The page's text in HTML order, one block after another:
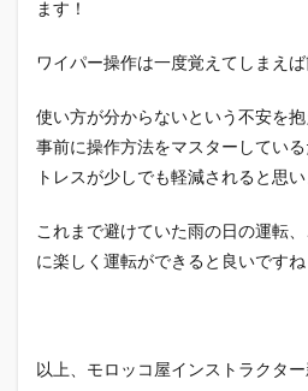
ます！
ワイパー操作は一度覚えてしまえば
使い方が分からないという不安を抱
事前に操作方法をマスターしてい
トレスが少しでも軽減されると思い
これまで避けていた雨の日の運転
に楽しく運転ができると良いですね
以上、モロッコ屋インストラクタ